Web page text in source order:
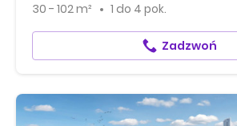
30 - 102 m² 1 do 4 pok.
Zadzwoń